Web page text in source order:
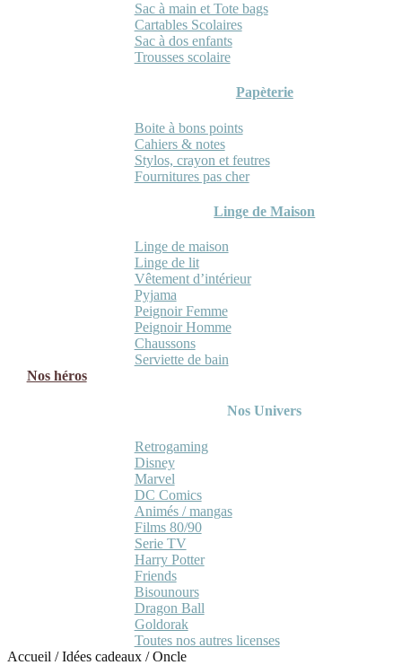
Sac à main et Tote bags
Cartables Scolaires
Sac à dos enfants
Trousses scolaire
Papèterie
Boite à bons points
Cahiers & notes
Stylos, crayon et feutres
Fournitures pas cher
Linge de Maison
Linge de maison
Linge de lit
Vêtement d’intérieur
Pyjama
Peignoir Femme
Peignoir Homme
Chaussons
Serviette de bain
Nos héros
Nos Univers
Retrogaming
Disney
Marvel
DC Comics
Animés / mangas
Films 80/90
Serie TV
Harry Potter
Friends
Bisounours
Dragon Ball
Goldorak
Toutes nos autres licenses
Accueil /Idées cadeaux /Oncle